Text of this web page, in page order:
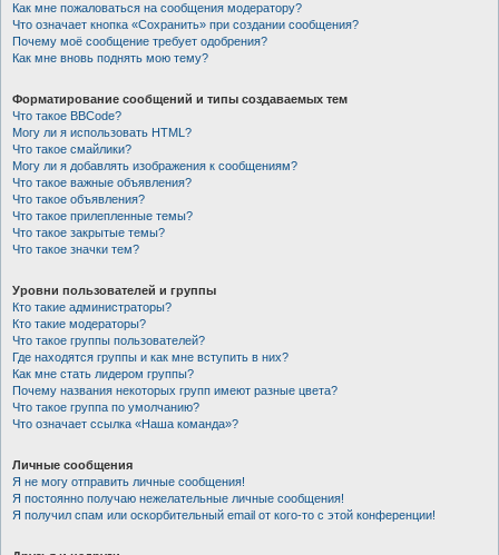
Как мне пожаловаться на сообщения модератору?
Что означает кнопка «Сохранить» при создании сообщения?
Почему моё сообщение требует одобрения?
Как мне вновь поднять мою тему?
Форматирование сообщений и типы создаваемых тем
Что такое BBCode?
Могу ли я использовать HTML?
Что такое смайлики?
Могу ли я добавлять изображения к сообщениям?
Что такое важные объявления?
Что такое объявления?
Что такое прилепленные темы?
Что такое закрытые темы?
Что такое значки тем?
Уровни пользователей и группы
Кто такие администраторы?
Кто такие модераторы?
Что такое группы пользователей?
Где находятся группы и как мне вступить в них?
Как мне стать лидером группы?
Почему названия некоторых групп имеют разные цвета?
Что такое группа по умолчанию?
Что означает ссылка «Наша команда»?
Личные сообщения
Я не могу отправить личные сообщения!
Я постоянно получаю нежелательные личные сообщения!
Я получил спам или оскорбительный email от кого-то с этой конференции!